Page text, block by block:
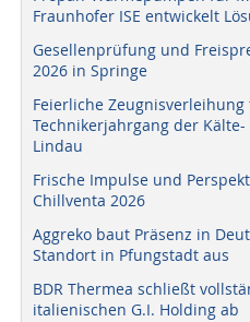
Fraunhofer ISE entwickelt
Gesellenprüfung und
2026 in Springe
Feierliche
Technikerjahrgang der
Lindau
Frische Impulse und
Chillventa 2026
Aggreko baut Präsenz in
Standort in Pfungstadt aus
BDR Thermea schließt
italienischen G.I. Holding ab